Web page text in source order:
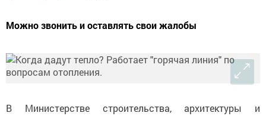
Можно звонить и оставлять свои жалобы
В Министерстве строительства, архитектуры и